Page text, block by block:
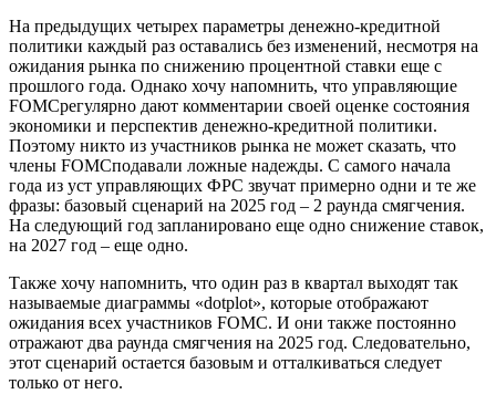
На предыдущих четырех параметры денежно-кредитной
политики каждый раз оставались без изменений, несмотря на
ожидания рынка по снижению процентной ставки еще с
прошлого года. Однако хочу напомнить, что управляющие
FOMCрегулярно дают комментарии своей оценке состояния
экономики и перспектив денежно-кредитной политики.
Поэтому никто из участников рынка не может сказать, что
члены FOMCподавали ложные надежды. С самого начала
года из уст управляющих ФРС звучат примерно одни и те же
фразы: базовый сценарий на 2025 год – 2 раунда смягчения.
На следующий год запланировано еще одно снижение ставок,
на 2027 год – еще одно.
Также хочу напомнить, что один раз в квартал выходят так
называемые диаграммы «dotplot», которые отображают
ожидания всех участников FOMC. И они также постоянно
отражают два раунда смягчения на 2025 год. Следовательно,
этот сценарий остается базовым и отталкиваться следует
только от него.